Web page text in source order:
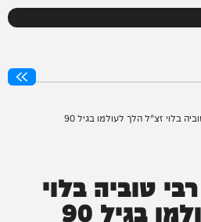
בלוי זצ"ל הלך לעולמו בגיל 90
טוביה בלוי
בגיל 90